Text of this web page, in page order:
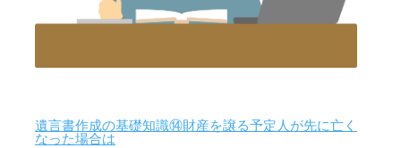
遺言書作成の基礎知識⑭財産を譲る予定人が先に亡く
なった場合は